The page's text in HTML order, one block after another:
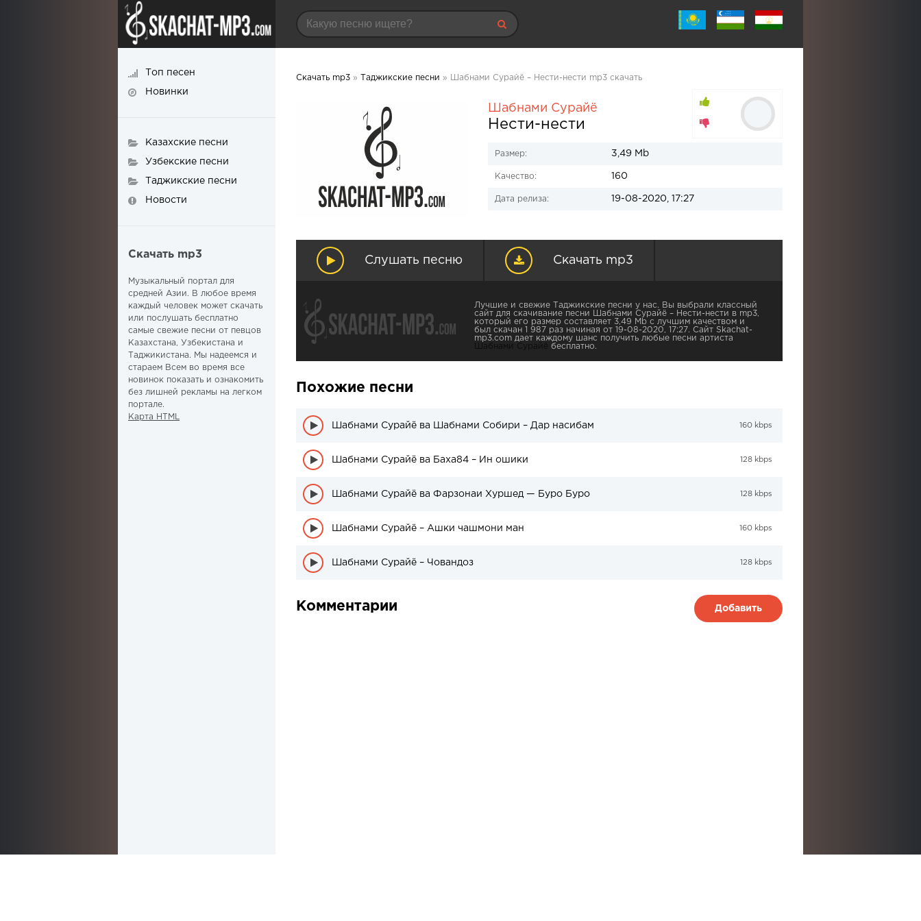
Скачать mp3 » Таджикские песни » Шабнами Сурайё – Нести-нести mp3 скачать
Шабнами Сурайё
Нести-нести
Размер: 3,49 Mb
Качество: 160
Дата релиза: 19-08-2020, 17:27
Слушать песню Скачать mp3
Лучшие и свежие Таджикские песни у нас. Вы выбрали классный
сайт для скачивание песни Шабнами Сурайё – Нести-нести в mp3,
который его размер составляет 3,49 Mb с лучшим качеством и
был скачан 1 987 раз начиная от 19-08-2020, 17:27. Сайт Skachat-
mp3.com дает каждому шанс получить любые песни артиста
Шабнами Сурайё
бесплатно.
Похожие песни
Шабнами Сурайё ва Шабнами Собири – Дар насибам 160 kbps
Шабнами Сурайё ва Баха84 – Ин ошики 128 kbps
Шабнами Сурайё ва Фарзонаи Хуршед — Буро Буро 128 kbps
Шабнами Сурайё – Ашки чашмони ман 160 kbps
Шабнами Сурайё – Човандоз 128 kbps
Комментарии Добавить
Топ песен
Новинки
Казахские песни
Узбекские песни
Таджикские песни
Новости
Скачать mp3
Музыкальный портал для
средней Азии. В любое время
каждый человек может скачать
или послушать бесплатно
самые свежие песни от певцов
Казахстана, Узбекистана и
Таджикистана. Мы надеемся и
стараем Всем во время все
новинок показать и ознакомить
без лишней рекламы на легком
портале.
Карта HTML